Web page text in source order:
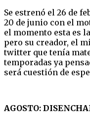
Se estrenó el 26 de
20 de junio con el
el momento esta es
pero su creador, el
twitter que tenía
temporadas ya
será cuestión de
AGOSTO: